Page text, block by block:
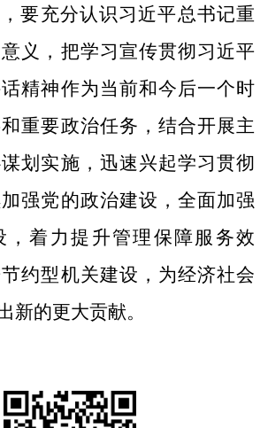
要充分认识习近平总书记重
义，把学习宣传贯彻习近平
精神作为当前和今后一个时
重要政治任务，结合开展主
划实施，迅速兴起学习贯彻
强党的政治建设，全面加强
，着力提升管理保障服务效
约型机关建设，为经济社会
新的更大贡献。